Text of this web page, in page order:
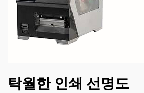
탁월한 인쇄 선명도